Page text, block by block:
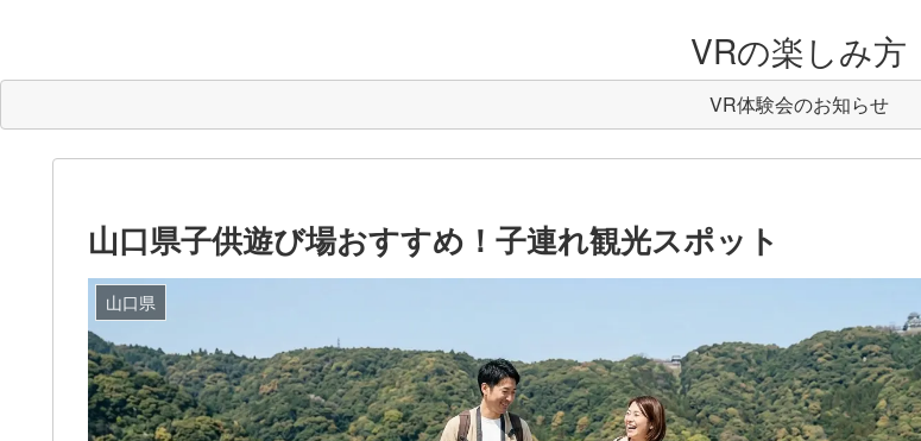
VRの楽しみ方
VR体験会のお知らせ
山口県子供遊び場おすすめ！子連れ観光スポット
山口県